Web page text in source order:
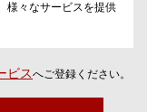
様々なサービスを提供
ビスへご登録ください。